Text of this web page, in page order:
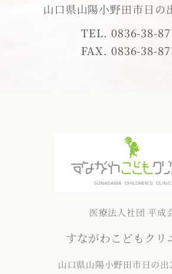
山口県山陽小野田市日の
TEL. 0836-38-
FAX. 0836-38-
医療法人社団 平成
すながわこどもクリ
山口県山陽小野田市日の